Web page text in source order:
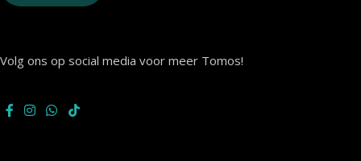
Volg ons op social media voor meer Tomos!